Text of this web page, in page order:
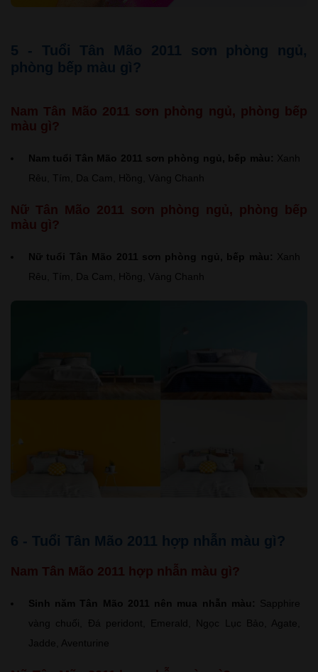
5 - Tuổi Tân Mão 2011 sơn phòng ngủ,
phòng bếp màu gì?
Nam Tân Mão 2011 sơn phòng ngủ, phòng bếp
màu gì?
Nam tuổi Tân Mão 2011 sơn phòng ngủ, bếp màu: Xanh
Rêu, Tím, Da Cam, Hồng, Vàng Chanh
Nữ Tân Mão 2011 sơn phòng ngủ, phòng bếp
màu gì?
Nữ tuổi Tân Mão 2011 sơn phòng ngủ, bếp màu: Xanh
Rêu, Tím, Da Cam, Hồng, Vàng Chanh
6 - Tuổi Tân Mão 2011 hợp nhẫn màu gì?
Nam Tân Mão 2011 hợp nhẫn màu gì?
Sinh năm Tân Mão 2011 nên mua nhẫn màu:
Sapphire
vàng chuối, Đá peridont, Emerald, Ngọc Lục Bảo, Agate,
Jadde, Aventurine